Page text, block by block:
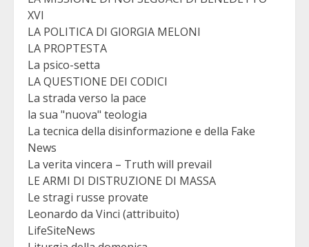
XVI
LA POLITICA DI GIORGIA MELONI
LA PROPTESTA
La psico-setta
LA QUESTIONE DEI CODICI
La strada verso la pace
la sua "nuova" teologia
La tecnica della disinformazione e della Fake
News
La verita vincera – Truth will prevail
LE ARMI DI DISTRUZIONE DI MASSA
Le stragi russe provate
Leonardo da Vinci (attribuito)
LifeSiteNews